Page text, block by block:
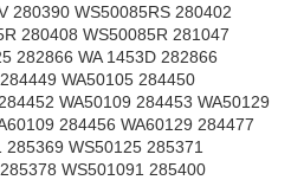
280390 WS50085RS 280402
280408 WS50085R 281047
282866 WA 1453D 282866
WA50105 284450
WA50109 284453 WA50129
284456 WA60129 284477
WS50125 285371
WS501091 285400